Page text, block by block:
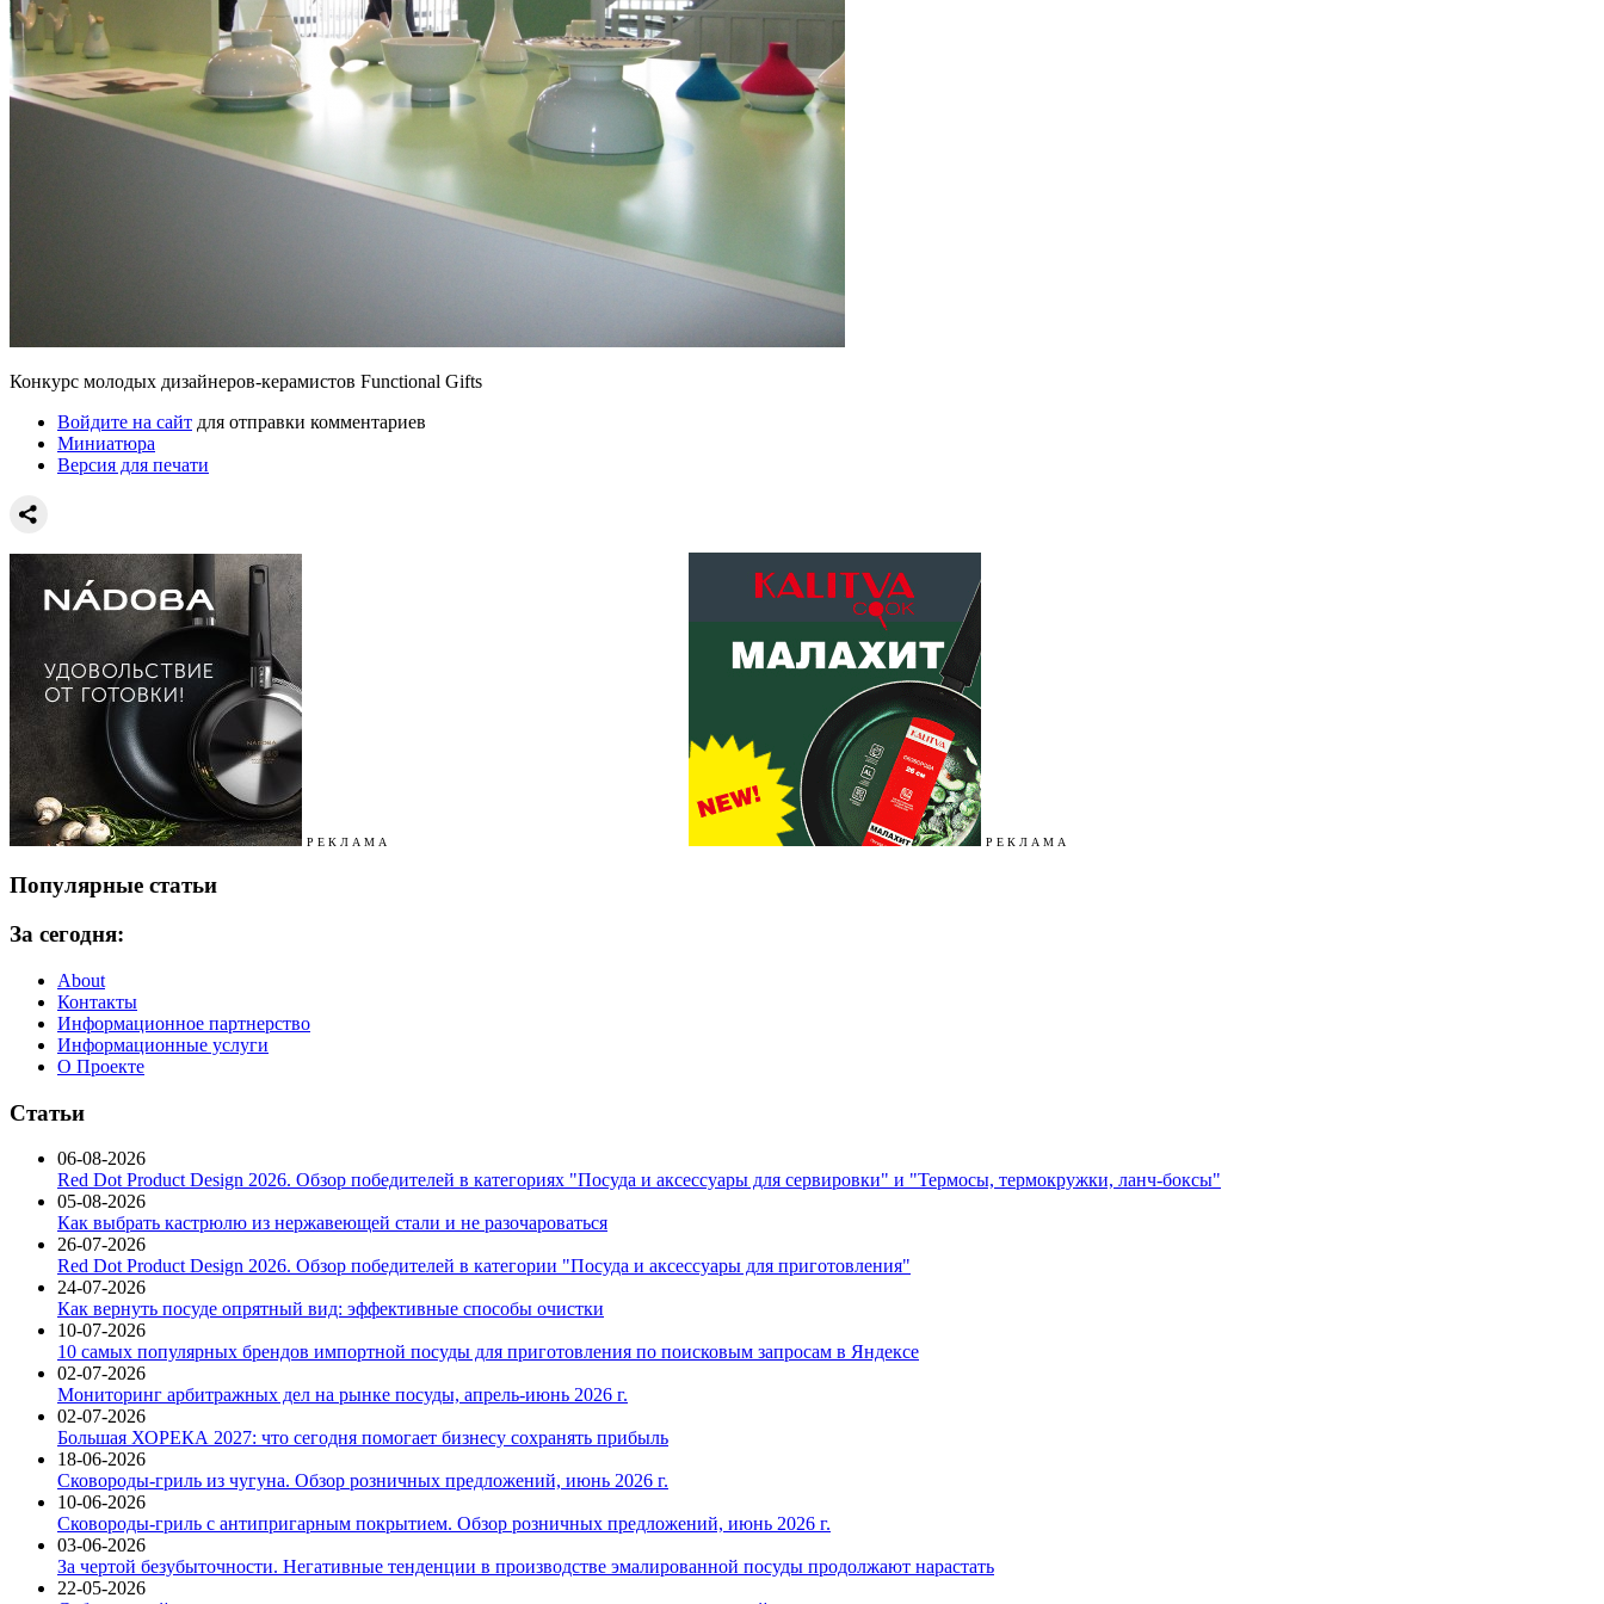
Конкурс молодых дизайнеров-керамистов Functional Gifts
Войдите на сайт для отправки комментариев
Миниатюра
Версия для печати
Р Е К Л А М А Р Е К Л А М А
Популярные статьи
За сегодня:
About
Контакты
Информационное партнерство
Информационные услуги
О Проекте
Статьи
06-08-2026
Red Dot Product Design 2026. Обзор победителей в категориях "Посуда и аксессуары для сервировки" и "Термосы, термокружки, ланч-боксы"
05-08-2026
Как выбрать кастрюлю из нержавеющей стали и не разочароваться
26-07-2026
Red Dot Product Design 2026. Обзор победителей в категории "Посуда и аксессуары для приготовления"
24-07-2026
Как вернуть посуде опрятный вид: эффективные способы очистки
10-07-2026
10 самых популярных брендов импортной посуды для приготовления по поисковым запросам в Яндексе
02-07-2026
Мониторинг арбитражных дел на рынке посуды, апрель-июнь 2026 г.
02-07-2026
Большая ХОРЕКА 2027: что сегодня помогает бизнесу сохранять прибыль
18-06-2026
Сковороды-гриль из чугуна. Обзор розничных предложений, июнь 2026 г.
10-06-2026
Сковороды-гриль с антипригарным покрытием. Обзор розничных предложений, июнь 2026 г.
03-06-2026
За чертой безубыточности. Негативные тенденции в производстве эмалированной посуды продолжают нарастать
22-05-2026